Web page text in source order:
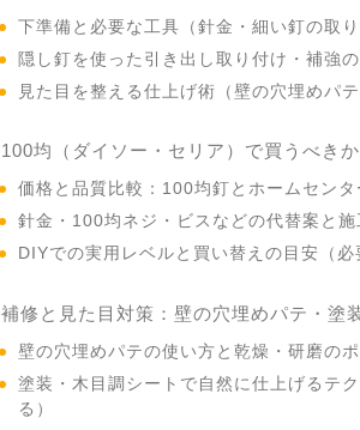
下準備と必要な工具（針金・細い釘の取り
隠し釘を使った引き出し取り付け・補強
見た目を整える仕上げ術（壁の穴埋めパ
100均（ダイソー・セリア）で買うべき
価格と品質比較：100均釘とホームセンタ
針金・100均ネジ・ビスなどの代替案と施
DIYでの実用レベルと買い替えの目安（必
補修と見た目対策：壁の穴埋めパテ・塗
壁の穴埋めパテの使い方と乾燥・研磨のポ
塗装・木目調シートで自然に仕上げるテ
る）